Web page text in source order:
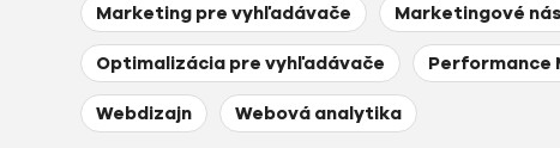
Marketing pre vyhľadávače Marketingové
Optimalizácia pre vyhľadávače Performance
Webdizajn Webová analytika